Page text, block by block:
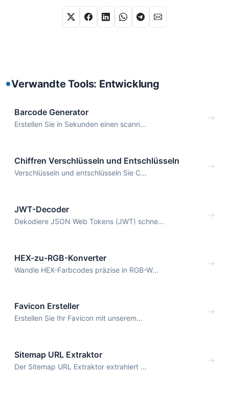
Verwandte Tools: Entwicklung
Barcode Generator
Erstellen Sie in Sekunden einen scann...
Chiffren Verschlüsseln und Entschlüsseln
Verschlüsseln und entschlüsseln Sie C...
JWT-Decoder
Dekodiere JSON Web Tokens (JWT) schne...
HEX-zu-RGB-Konverter
Wandle HEX-Farbcodes präzise in RGB-W...
Favicon Ersteller
Erstellen Sie Ihr Favicon mit unserem...
Sitemap URL Extraktor
Der Sitemap URL Extraktor extrahiert ...